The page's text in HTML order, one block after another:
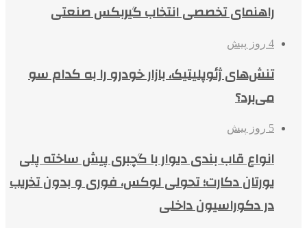
راهنمای تخصصی انتخاب گیربکس صنعتی
4 روز پیش
تنش‌های ژئوپلیتیک، بازار خودرو را به کدام سو
می‌برد؟
5 روز پیش
انواع قاب بندی دیوار با گچبری پیش ساخته پلی
یورتان دکارت؛ تحولی لوکس، فوری و بدون تخریب
در دکوراسیون داخلی